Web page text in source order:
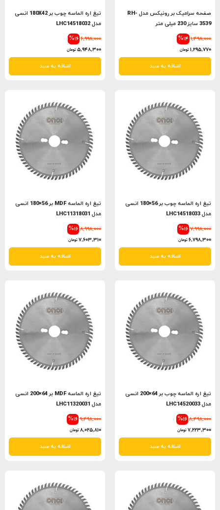
صفحه سرامیک بر رونیکس مدل RH-
3539 سایز 230 میلی متر
%14 1,498,000
1,295,770تومان
اضافه به سبد
تیغ اره الماسه چوب بر 180X42 انسی
مدل LHC14518032
%16 6,998,000
5,948,300تومان
اضافه به سبد
تیغ اره الماسه چوب بر 56×180 انسی
مدل LHC14518033
%16 7,998,000
6,798,300تومان
اضافه به سبد
تیغ اره الماسه MDF بر 56×180 انسی
مدل LHC11318031
%16 8,998,000
7,603,310تومان
اضافه به سبد
تیغ اره الماسه چوب بر 64×200 انسی
مدل LHC14520033
%16 8,498,000
7,223,300تومان
اضافه به سبد
تیغ اره الماسه MDF بر 64×200 انسی
مدل LHC11320031
%16 9,498,000
8,025,810تومان
اضافه به سبد